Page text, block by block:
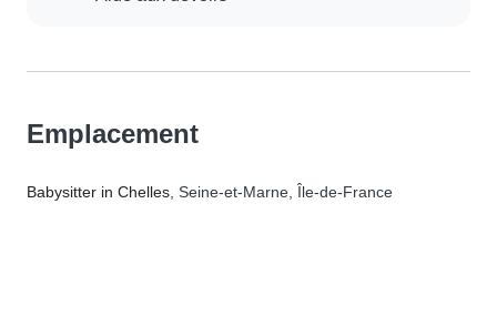
Emplacement
Babysitter in Chelles , Seine-et-Marne, Île-de-France